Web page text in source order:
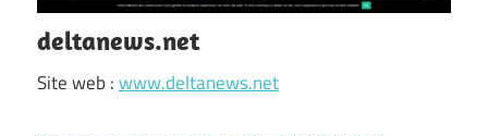
deltanews.net
Site web :www.deltanews.net